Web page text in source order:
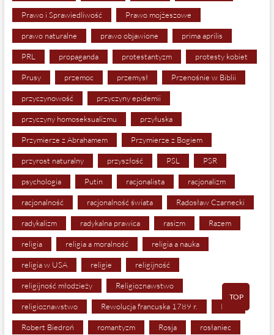
Prawo i Sprawiedliwość Prawo mojżeszowe
prawo naturalne prawo objawione prima aprilis
PRL propaganda protestantyzm protesty kobiet
Prusy przemoc przemysł Przenośnie w Biblii
przyczynowość przyczyny epidemii
przyczyny homoseksualizmu przyłuska
Przymierze z Abrahamem Przymierze z Bogiem
przyrost naturalny przyszłość PSL PSR
psychologia Putin racjonalista racjonalizm
racjonalność racjonalność świata Radosław Czarnecki
radykalizm radykalna prawica rasizm Razem
religia religia a moralność religia a nauka
religia w USA religie religijność
religijność młodzieży Religioznawstwo
religioznawstwo Rewolucja francuska 1789 r. RFN
Robert Biedroń romantyzm Rosja rosłaniec
TOP